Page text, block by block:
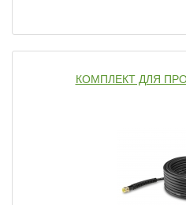
КОМПЛЕКТ ДЛЯ